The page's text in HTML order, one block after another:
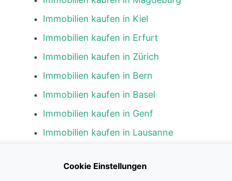
Immobilien kaufen in Kiel
Immobilien kaufen in Erfurt
Immobilien kaufen in Zürich
Immobilien kaufen in Bern
Immobilien kaufen in Basel
Immobilien kaufen in Genf
Immobilien kaufen in Lausanne
Immobilien kaufen in St. Gallen
Cookie Einstellungen